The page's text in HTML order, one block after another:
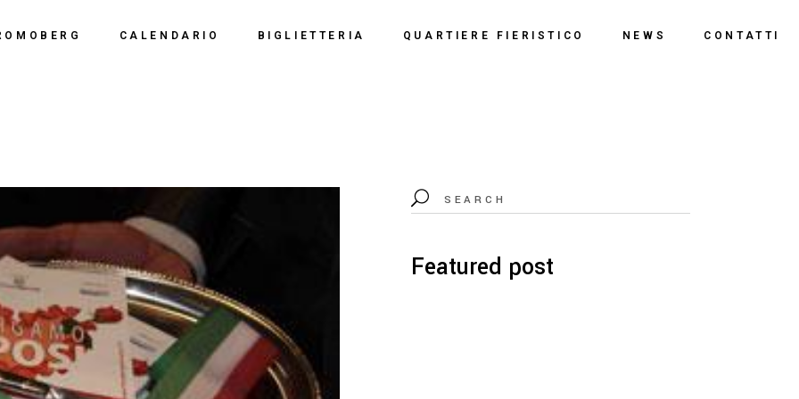
CALENDARIO
Calendario 2023
Calendario 2022
Calendario 2021
Calendario 2020
Calendario 2019
BIGLIETTERIA QUARTIERE FIERISTICO NEWS CONTATTI
Calendario 2026
Calendario 2020
Calendario 2019
Polo Espositivo
Featured post